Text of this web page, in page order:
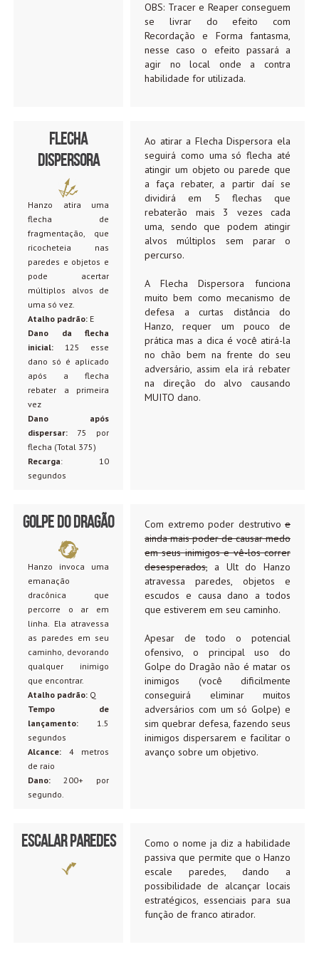
OBS: Tracer e Reaper conseguem
se livrar do efeito com
Recordação e Forma fantasma,
nesse caso o efeito passará a
agir no local onde a contra
habilidade for utilizada.
Flecha
Dispersora
Hanzo atira uma
flecha de
fragmentação, que
ricocheteia nas
paredes e objetos e
pode acertar
múltiplos alvos de
uma só vez.
Atalho padrão: E
Dano da flecha
inicial: 125 esse
dano só é aplicado
após a flecha
rebater a primeira
vez
Dano após
dispersar: 75 por
flecha (Total 375)
Recarga: 10
segundos
Ao atirar a Flecha Dispersora ela
seguirá como uma só flecha até
atingir um objeto ou parede que
a faça rebater, a partir daí se
dividirá em 5 flechas que
rebaterão mais 3 vezes cada
uma, sendo que podem atingir
alvos múltiplos sem parar o
percurso.
A Flecha Dispersora funciona
muito bem como mecanismo de
defesa a curtas distância do
Hanzo, requer um pouco de
prática mas a dica é você atirá-la
no chão bem na frente do seu
adversário, assim ela irá rebater
na direção do alvo causando
MUITO dano.
Golpe do Dragão
Hanzo invoca uma
emanação
dracônica que
percorre o ar em
linha. Ela atravessa
as paredes em seu
caminho, devorando
qualquer inimigo
que encontrar.
Atalho padrão: Q
Tempo de
lançamento: 1.5
segundos
Alcance: 4 metros
de raio
Dano: 200+ por
segundo.
Com extremo poder destrutivo e
ainda mais poder de causar medo
em seus inimigos e vê-los correr
desesperados, a Ult do Hanzo
atravessa paredes, objetos e
escudos e causa dano a todos
que estiverem em seu caminho.
Apesar de todo o potencial
ofensivo, o principal uso do
Golpe do Dragão não é matar os
inimigos (você dificilmente
conseguirá eliminar muitos
adversários com um só Golpe) e
sim quebrar defesa, fazendo seus
inimigos dispersarem e facilitar o
avanço sobre um objetivo.
Escalar Paredes
Como o nome ja diz a habilidade
passiva que permite que o Hanzo
escale paredes, dando a
possibilidade de alcançar locais
estratégicos, essenciais para sua
função de franco atirador.